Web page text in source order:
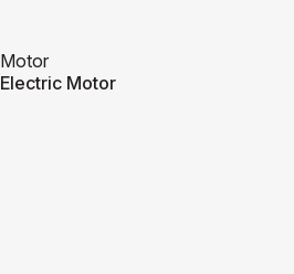
Motor
Electric Motor